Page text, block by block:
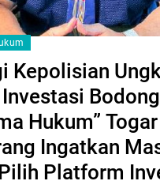
Kepolisian
Hukum” Togar
Ingatkan
Platform